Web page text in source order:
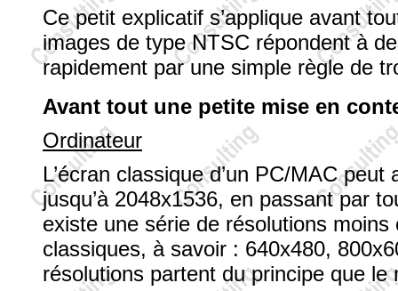
Ce petit explicatif s’applique avant
images de type NTSC répondent à
rapidement par une simple règle de
Avant tout une petite mise en
Ordinateur
L’écran classique d’un PC/MAC
jusqu’à 2048x1536, en passant par
existe une série de résolutions
classiques, à savoir : 640x480,
résolutions partent du principe que